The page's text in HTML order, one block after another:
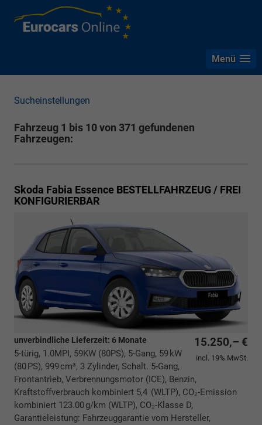
Menü
Sucheinstellungen
Fahrzeug 1 bis 10 von 371 gefundenen
Fahrzeugen:
Skoda Fabia Essence BESTELLFAHRZEUG / FREI
KONFIGURIERBAR
15.250,– €
incl. 19% MwSt.
unverbindliche Lieferzeit: 6 Monate
5-türig, 1.0MPI, 59KW (80PS), 5-Gang, 59 kW
(80 PS), 999 cm³, 3 Zylinder, Schalt. 5-Gang,
Frontantrieb, Verbrennungsmotor (ICE), Benzin,
Kraftstoffverbrauch kombiniert 5,4 (WLTP), CO₂-Emission
kombiniert 123.00 g/km (WLTP), CO₂-Klasse D,
Garantieleistung: Fahrzeuggarantie vom Hersteller,